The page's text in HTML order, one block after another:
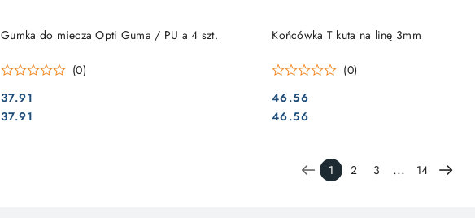
Gumka do miecza Opti Guma / PU a 4 szt.
(0)
Cena:
37.91
Cena:
37.91
DO KOSZYKA Końcówka T kuta na linę 3mm
(0)
Cena:
46.56
Cena:
46.56
DO KOSZYKA
1 2 3 ... 14